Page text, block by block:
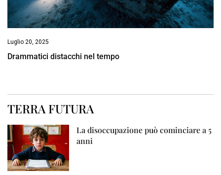
Luglio 20, 2025
Drammatici distacchi nel tempo
TERRA FUTURA
La disoccupazione può cominciare a 5
anni